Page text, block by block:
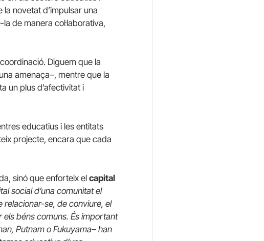
novetat d’impulsar una
de manera col·laborativa,
Diguem que la
amenaça–, mentre que la
un plus d’afectivitat i
educatius i les entitats
projecte, encara que cada
sinó que enforteix el capital
social d’una comunitat el
relacionar-se, de conviure, el
béns comuns. És important
Putnam o Fukuyama– han